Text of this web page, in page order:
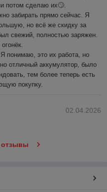
потом сделаю их🙄.
забирать прямо сейчас. Я
но всё же скидку за
свежий, полностью заряжен.
понимаю, это их работа, но
отличный аккумулятор, было
тем более теперь есть
покупку.
02.04.2026
отзывы